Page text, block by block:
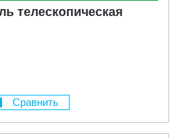
телескопическая
Сравнить